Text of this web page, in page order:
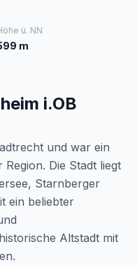
ü. NN
m
i.OB
und war ein
Die Stadt liegt
Starnberger
ein beliebter
Altstadt mit